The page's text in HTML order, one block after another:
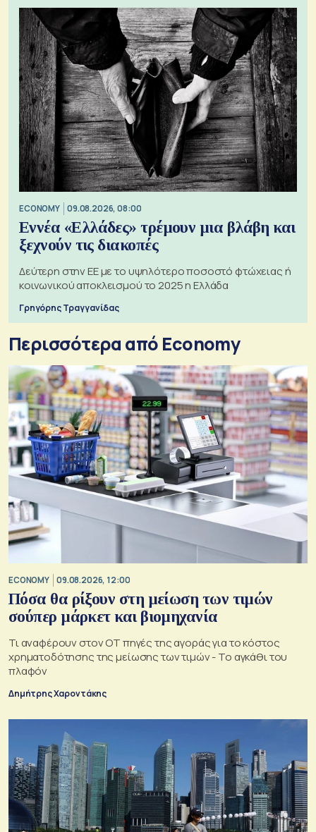
ECONOMY 09.08.2026, 08:00
Εννέα «Ελλάδες» τρέμουν μια βλάβη και
ξεχνούν τις διακοπές
Δεύτερη στην ΕΕ με το υψηλότερο ποσοστό φτώχειας ή
κοινωνικού αποκλεισμού το 2025 η Ελλάδα
Γρηγόρης Τραγγανίδας
Περισσότερα από Economy
ECONOMY 09.08.2026, 12:00
Πόσα θα ρίξουν στη μείωση των τιμών
σούπερ μάρκετ και βιομηχανία
Τι αναφέρουν στον ΟΤ πηγές της αγοράς για το κόστος
χρηματοδότησης της μείωσης των τιμών - Το αγκάθι του
πλαφόν
Δημήτρης Χαροντάκης